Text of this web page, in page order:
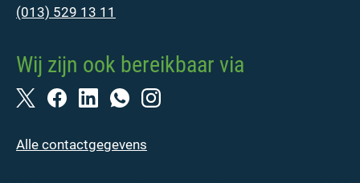
(013) 529 13 11
Wij zijn ook bereikbaar via
Alle contactgegevens